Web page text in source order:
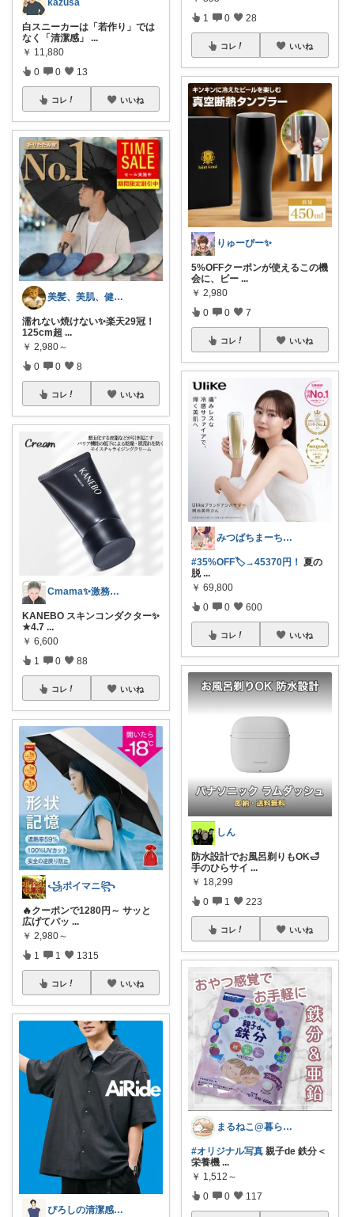
kazusa
白スニーカーは「若作り」では
なく「清潔感」
...
￥ 11,880
0 0 13
コレ いいね
美髪、美肌、健康商品お勧めROOM
濡れない焼けない✨楽天29冠！
125cm超 ...
￥ 2,980～
0 0 8
コレ いいね
Cmama✨激務中😭後日お伺い🙏
KANEBO スキンコンダクター✨
★4.7 ...
￥ 6,600
1 0 88
コレ いいね
꧁ポイマニ꧂
🔥クーポンで1280円～ サッと
広げてパッ ...
￥ 2,980～
1 1 1315
コレ いいね
ぴろしの清潔感ラボ🧪
1 0 28
コレ いいね
りゅーぴー✨
5%OFFクーポンが使えるこの機
会に、ビー ...
￥ 2,980
0 0 7
コレ いいね
みつばちまーちᵀᴴᴬᴺᴷ ᵞᴼᵁ ◡̈*
#35%OFF🏷️→45370円！ 夏の
脱 ...
￥ 69,800
0 0 600
コレ いいね
しん
防水設計でお風呂剃りもOK🛁
手のひらサイ ...
￥ 18,299
0 1 223
コレ いいね
まるねこ@暮らしと子育て🐈️🌸
#オリジナル写真 親子de 鉄分＜
栄養機 ...
￥ 1,512～
0 0 117